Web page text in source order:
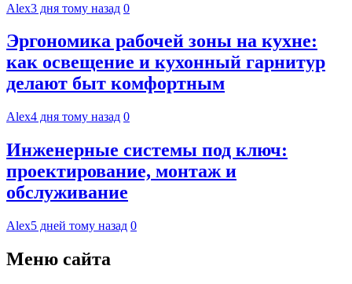
Alex3 дня тому назад 0
Эргономика рабочей зоны на кухне:
как освещение и кухонный гарнитур
делают быт комфортным
Alex4 дня тому назад 0
Инженерные системы под ключ:
проектирование, монтаж и
обслуживание
Alex5 дней тому назад 0
Меню сайта